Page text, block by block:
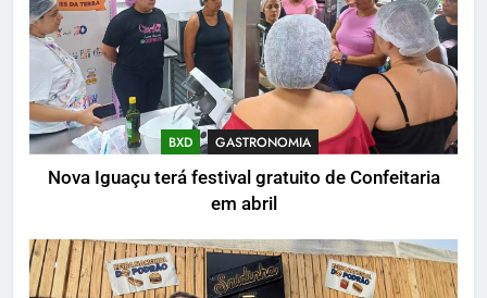
BXD GASTRONOMIA
Nova Iguaçu terá festival gratuito de Confeitaria
em abril